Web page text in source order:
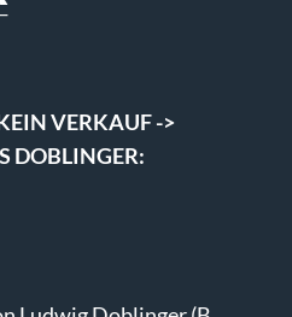
VERKAUF ->
DOBLINGER: